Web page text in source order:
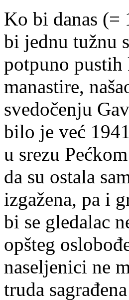
Ko bi danas (=
bi jednu tužnu
potpuno pustih
manastire,
svedočenju
bilo je već
u srezu
da su ostala
izgažena, pa i
bi se gledalac
opšteg
naseljenici ne
truda